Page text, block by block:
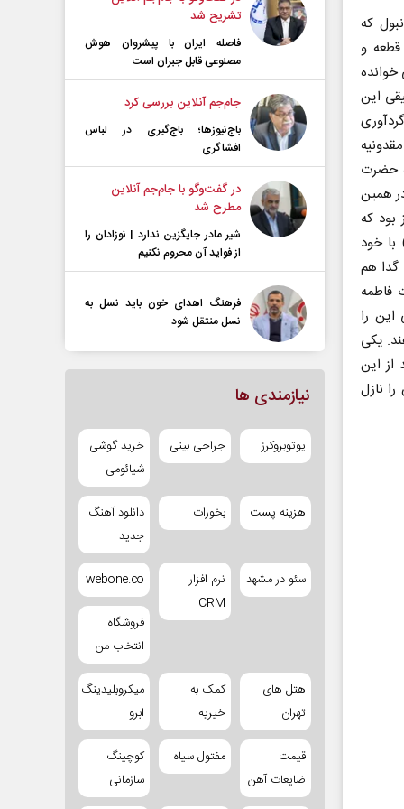
که
و
این
حضرت
همین
که
خود
هم
فاطمه
را
یکی
این
نازل
تشریح شد
فاصله ایران با پیشرو‌ان هوش
مصنوعی قابل جبران است
جام‌جم آنلاین بررسی کرد
باج‌نیوزها؛ باج‌گیری در لباس
افشاگری
در گفت‌و‌گو با جام‌جم آنلاین
مطرح شد
شیر مادر جایگزین ندارد | نوزادان را
از فواید آن محروم نکنیم
فرهنگ اهدای خون باید نسل به
نسل منتقل شود
نیازمندی ها
یوتوبروکرز جراحی بینی
خرید گوشی
شیائومی
هزینه پست بخورات
دانلود آهنگ
جدید
سئو در مشهد
نرم افزار
CRM
webone.co
فروشگاه
انتخاب من
هتل های
تهران
کمک به
خیریه
میکروبلیدینگ
ابرو
قیمت
ضایعات آهن
مفتول سیاه
کوچینگ
سازمانی